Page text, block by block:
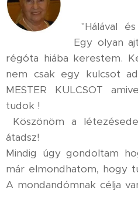
"Hálával
Egy olyan
régóta hiába kerestem.
nem csak egy kulcsot
MESTER KULCSOT
tudok !
Köszönöm a
átadsz!
Mindig úgy gondoltam
már elmondhatom, hogy
A mondandómnak célja